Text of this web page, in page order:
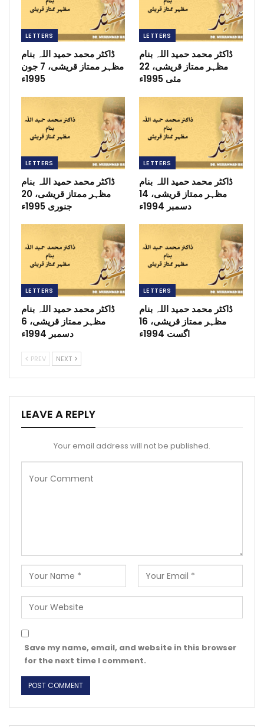
LETTERS
ڈاکٹر محمد حمید اللہ بنام
مظہر ممتاز قریشی، 7 جون
1995ء
LETTERS
ڈاکٹر محمد حمید اللہ بنام
مظہر ممتاز قریشی، 22
مئی 1995ء
LETTERS
ڈاکٹر محمد حمید اللہ بنام
مظہر ممتاز قریشی، 20
جنوری 1995ء
LETTERS
ڈاکٹر محمد حمید اللہ بنام
مظہر ممتاز قریشی، 14
دسمبر 1994ء
LETTERS
ڈاکٹر محمد حمید اللہ بنام
مظہر ممتاز قریشی، 6
دسمبر 1994ء
LETTERS
ڈاکٹر محمد حمید اللہ بنام
مظہر ممتاز قریشی، 16
اگست 1994ء
PREV NEXT
LEAVE A REPLY
Your email address will not be published.
Save my name, email, and website in this browser
for the next time I comment.